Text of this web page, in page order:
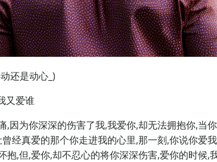
还是动心_)
又爱谁
,因为你深深的伤害了我,我爱你,却无法拥抱你,当
经真爱的那个你走进我的心里,那一刻,你说你爱
抱,但,爱你,却不忍心的将你深深伤害,爱你的时候,